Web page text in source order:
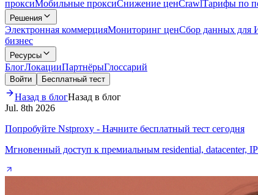
проксиМобильные проксиСнижение ценCrawlТарифы по
Решения
Электронная коммерцияМониторинг ценСбор данных для
бизнес
Ресурсы
БлогЛокацииПартнёрыГлоссарий
Войти Бесплатный тест
Назад в блогНазад в блог
Jul. 8th 2026
Попробуйте Nstproxy - Начните бесплатный тест сегодня
Мгновенный доступ к премиальным residential, datacenter,